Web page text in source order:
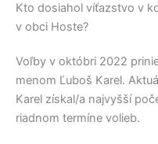
Kto dosiahol víťazstvo v
v obci Hoste?
Voľby v októbri 2022
menom Ľuboš Karel.
Karel získal/a najvyšší
riadnom termíne volieb.